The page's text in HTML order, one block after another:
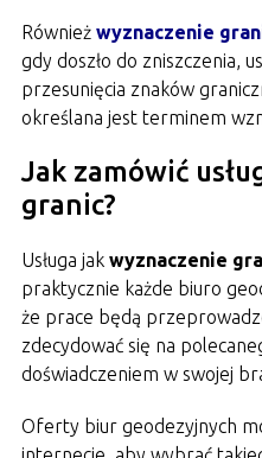
Również wyznaczenie
gdy doszło do zniszczenia,
przesunięcia znaków
określana jest terminem
Jak zamówić
granic?
Usługa jak wyznaczenie
praktycznie każde biuro
że prace będą
zdecydować się na
doświadczeniem w swojej
Oferty biur geodezyjnych